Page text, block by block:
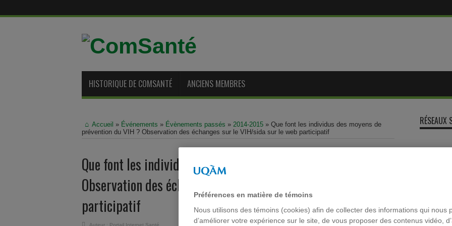
HISTORIQUE DE COMSANTÉ ANCIENS MEMBRES
Accueil » Événements » Évènements passés » 2014-2015 » Que font les individus des moyens de
prévention du VIH ? Observation des échanges sur le VIH/sida sur le web participatif
Que font les individus des moyens de prévention du VIH ?
Observation des échanges sur le VIH/sida sur le web
participatif
Auteur : Portail Internet Santé
RÉSEAUX
Archivage
colloque
Préférences en matière de témoins
Nous utilisons des témoins (cookies) afin de collecter des informations qui nous
d’améliorer votre expérience sur le site, de vous proposer des contenus vidéo,